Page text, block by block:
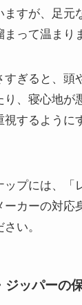
ますが、足元
って温まり
ぎると、頭
り、寝心地が
視するように
プには、「
ーカーの対応
い。
ジッパーの